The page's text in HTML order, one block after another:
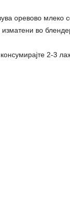
оревово млеко
во
2-3